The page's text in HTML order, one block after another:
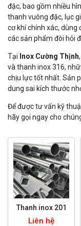
đặc, bao gồm nhiều
thanh vuông đặc, lục
cơ khí chính xác, dùng
các sản phẩm đòi hỏi
Tại Inox Cường Thịnh
và thanh inox 316,
chịu lực tốt nhất. Sản
dung sai kích thước
Để được tư vấn kỹ
hãy gọi ngay cho
Thanh inox 201
Liên hệ